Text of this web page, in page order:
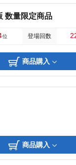
数量限定商品
位 登場回数
商品購入
商品購入